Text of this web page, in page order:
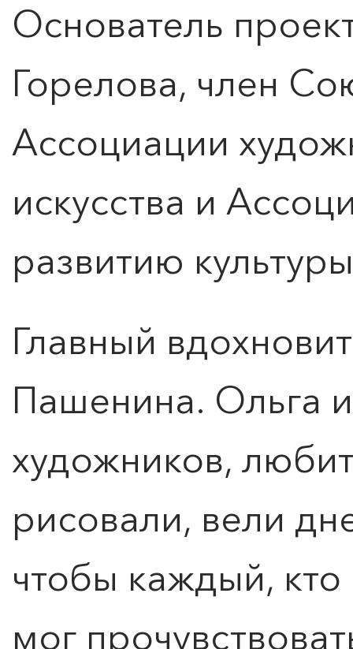
Основатель
Горелова, член
Ассоциации
искусства и
развитию
Главный
Пашенина. Ольга
художников,
рисовали, вели
чтобы каждый, кто
мог